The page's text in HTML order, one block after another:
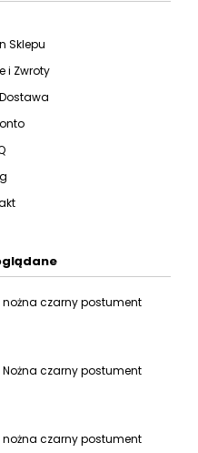
Sklepu
i Zwroty
nożna czarny postument
Nożna czarny postument
nożna czarny postument